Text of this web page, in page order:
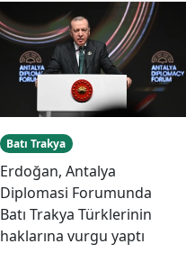
Batı Trakya
Erdoğan, Antalya
Diplomasi Forumunda
Batı Trakya Türklerinin
haklarına vurgu yaptı